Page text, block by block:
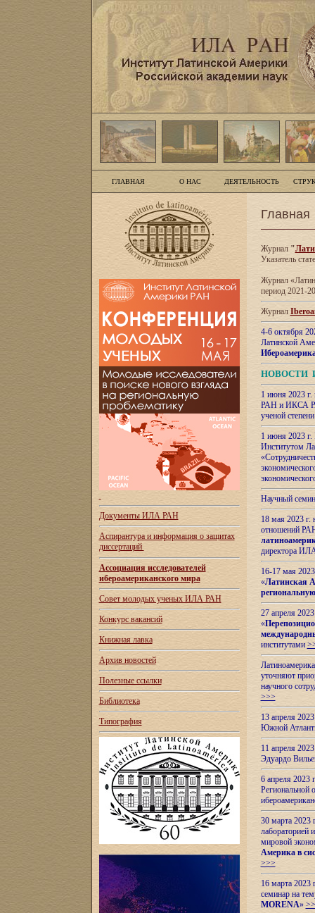
ГЛАВНАЯ О НАС ДЕЯТЕЛЬНОСТЬ
Документы ИЛА РАН
Аспирантура и информация о защитах
диссертаций
Ассоциация исследователей
ибероамериканского мира
Совет молодых ученых ИЛА РАН
Конкурс вакансий
Книжная лавка
Архив новостей
Полезные ссылки
Библиотека
Типография
Главная
Журнал"
Указатель
Журнал
период 2021-
Журнал
4-6 октября
Латинской
НОВОСТИ
1 июня 2023
РАН и ИКСА
ученой
1 июня 2023
Институтом
Научный
18 мая 2023
отношений
директора
16-17 мая
«Латинская
27 апреля
«
институтами
уточняют
научного
>>>
13 апреля
Южной
11 апреля
Эдуардо
6 апреля
Региональной
30 марта 2023
лабораторией
мировой
Америка в
>>>
16 марта 2023
семинар на
MORENA»